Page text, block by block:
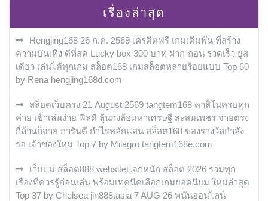
เรื่องล่าสุด
Hengjing168 26 ก.ค. 2569 เครดิตฟรี เกมเดิมพัน ที่สร้าง
ความบันเทิง ดีที่สุด Lucky box 300 บาท ฝาก-ถอน รวดเร็ว ยูส
เดียว เล่นได้ทุกเกม สล็อต168 เกมสล็อตหลายร้อยแบบ Top 60
by Rena hengjing168d.com
สล็อตเว็บตรง 21 August 2569 tangtem168 คาสิโนครบทุก
ค่าย เข้าเล่นง่าย ฟีลดี ลุ้นกงล้อมหาเศรษฐี สะสมเพชร จ่ายตรง
กี่ล้านก็จ่าย การันตี กำไรหลักแสน สล็อต168 ของรางวัลกำลัง
รอ เจ้าของใหม่ Top 7 by Milagro tangtem168e.com
เว็บแม่ สล็อต888 websiteแจกหนัก สล็อต 2026 รวมทุก
เรื่องที่ควรรู้ก่อนเล่น พร้อมเทคนิคเลือกเกมยอดนิยม ใหม่ล่าสุด
Top 37 by Chelsea jin888.asia 7 AUG 26 พนันออนไลน์